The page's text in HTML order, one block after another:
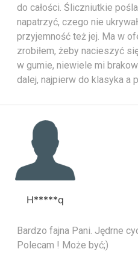
do całości. Śliczniutkie
napatrzyć, czego nie
przyjemność też jej. Ma w
zrobiłem, żeby nacieszyć
w gumie, niewiele mi
dalej, najpierw do klasyka a
H*****q
Bardzo fajna Pani. Jędrne
Polecam ! Może być;)